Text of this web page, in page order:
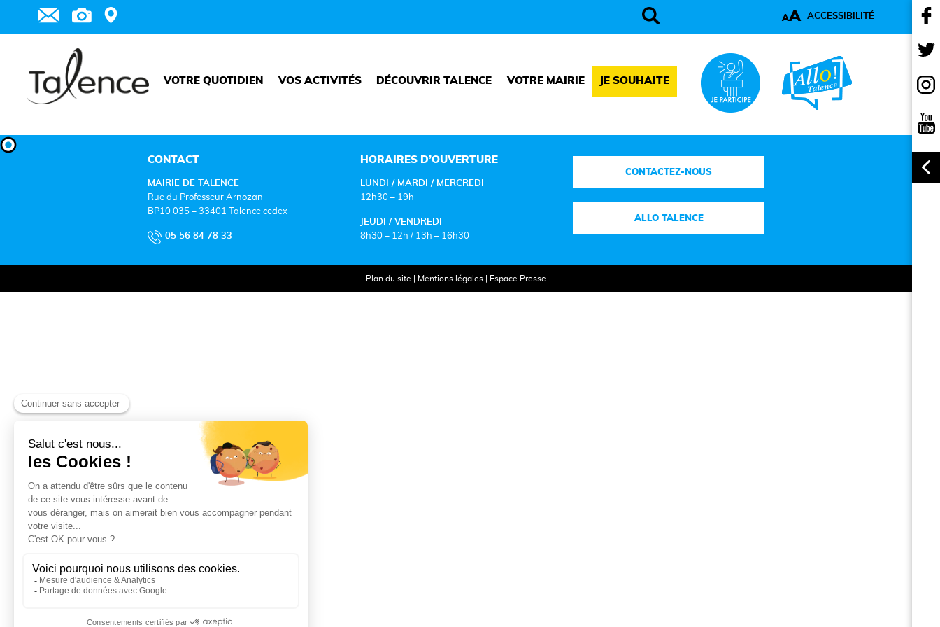
AA ACCESSIBILITÉ
VOTRE QUOTIDIEN VOS ACTIVITÉS DÉCOUVRIR TALENCE VOTRE MAIRIE JE SOUHAITE
CONTACT
MAIRIE DE TALENCE
Rue du Professeur Arnozan
BP10 035 – 33401 Talence cedex
05 56 84 78 33
HORAIRES D’OUVERTURE
LUNDI / MARDI / MERCREDI
12h30 – 19h
JEUDI / VENDREDI
8h30 – 12h / 13h – 16h30
CONTACTEZ-NOUS
ALLO TALENCE
Plan du site Mentions légales Espace Presse